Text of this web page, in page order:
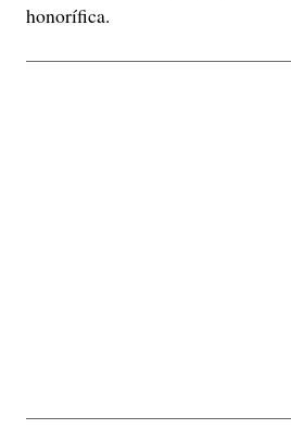
honorífica.